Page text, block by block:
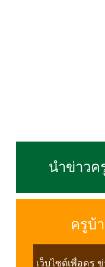
นำข่าวค
ครูบ้
เว็บไซต์เพื่อครู